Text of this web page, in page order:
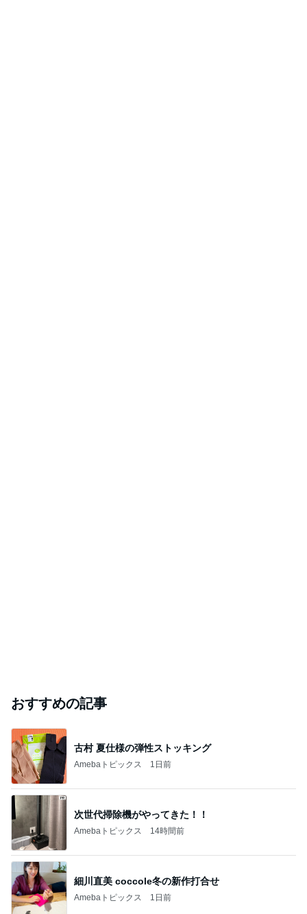
おすすめの記事
古村 夏仕様の弾性ストッキング
Amebaトピックス 1日前
次世代掃除機がやってきた！！
Amebaトピックス 14時間前
細川直美 coccole冬の新作打合せ
Amebaトピックス 1日前